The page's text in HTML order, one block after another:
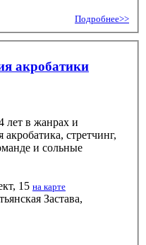
Подробнее>>
акробатики
лет в жанрах и
стретчинг,
и сольные
15 на карте
Застава,